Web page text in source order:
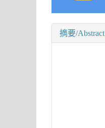
摘要/Abstract